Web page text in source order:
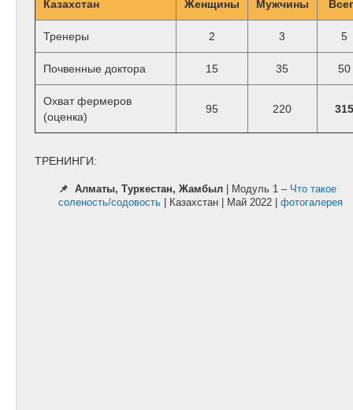
Казахстан Женщины Мужчины
Тренеры 2 3 5
Почвенные доктора 15 35 50
Охват фермеров
(оценка)
95 220
ТРЕНИНГИ:
📌 Алматы, Туркестан, Жамбыл| Модуль 1 – Что такое
соленость/содовость| Казахстан | Май 2022 | фотогалерея